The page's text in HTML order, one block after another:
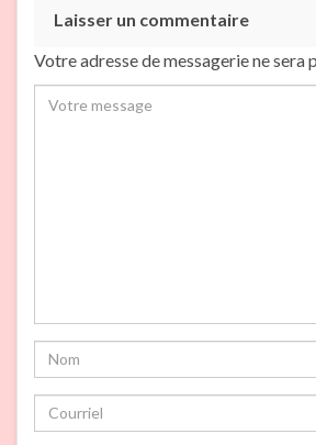
Laisser un commentaire
Votre adresse de messagerie ne sera